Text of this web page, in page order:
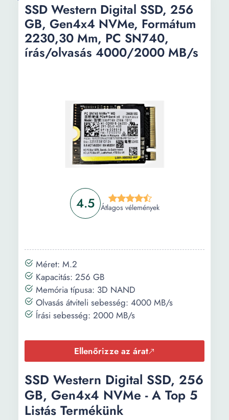
4.5 Átlagos vélemények
SSD Western Digital SSD, 256
GB, Gen4x4 NVMe, Formátum
2230,30 Mm, PC SN740,
írás/olvasás 4000/2000 MB/s
Méret: M.2
Kapacitás: 256 GB
Memória típusa: 3D NAND
Olvasás átviteli sebesség: 4000 MB/s
Írási sebesség: 2000 MB/s
Ellenőrizze az árat
SSD Western Digital SSD, 256
GB, Gen4x4 NVMe - A Top 5
Listás Termékünk